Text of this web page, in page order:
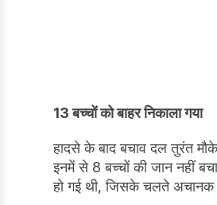
13 बच्चों को बाहर निकाला गया
हादसे के बाद बचाव दल तुरंत
इनमें से 8 बच्चों की जान नहीं
हो गई थी, जिसके चलते